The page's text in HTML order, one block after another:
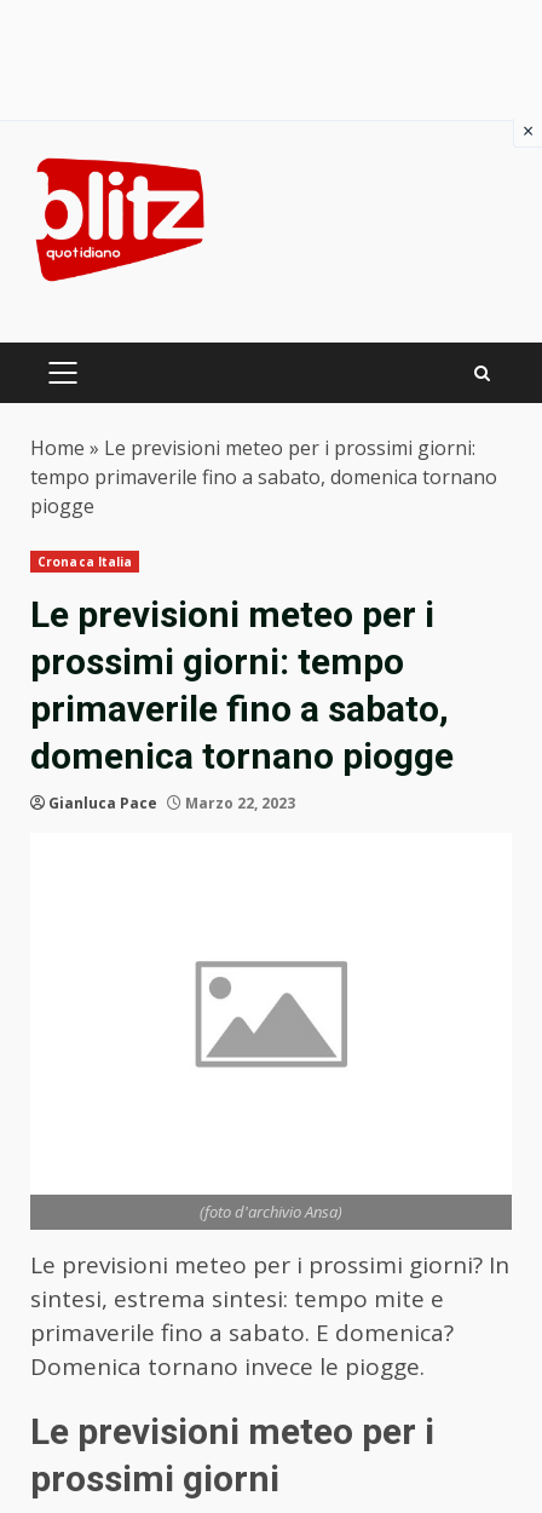
content
PRIMARY
Home » Le previsioni meteo per i prossimi giorni:
tempo primaverile fino a sabato, domenica tornano
piogge
Cronaca Italia
Le previsioni meteo per i
prossimi giorni: tempo
primaverile fino a sabato,
domenica tornano piogge
Gianluca Pace Marzo 22, 2023
(foto d'archivio Ansa)
Le previsioni meteo per i prossimi giorni? In
sintesi, estrema sintesi: tempo mite e
primaverile fino a sabato. E domenica?
Domenica tornano invece le piogge.
Le previsioni meteo per i
prossimi giorni
×